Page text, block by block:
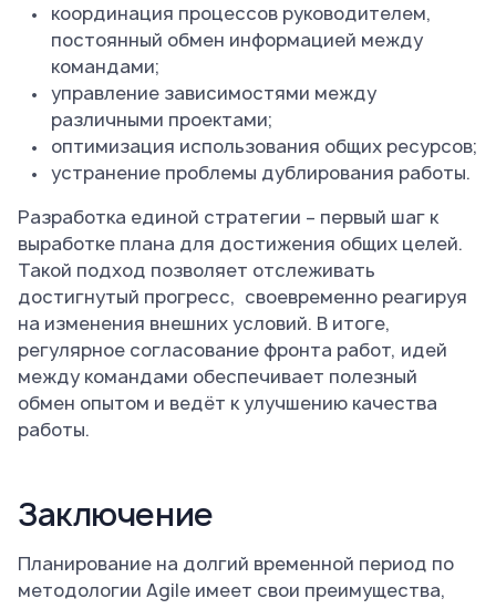
координация процессов руководителем,
постоянный обмен информацией между
командами;
управление зависимостями между
различными проектами;
оптимизация использования общих ресурсов;
устранение проблемы дублирования работы.
Разработка единой стратегии – первый шаг к
выработке плана для достижения общих целей.
Такой подход позволяет отслеживать
достигнутый прогресс, своевременно реагируя
на изменения внешних условий. В итоге,
регулярное согласование фронта работ, идей
между командами обеспечивает полезный
обмен опытом и ведёт к улучшению качества
работы.
Заключение
Планирование на долгий временной период по
методологии Agile имеет свои преимущества,